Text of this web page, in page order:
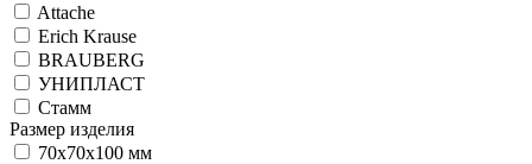
Attache
Erich Krause
BRAUBERG
УНИПЛАСТ
Стамм
Размер изделия
70x70x100 мм